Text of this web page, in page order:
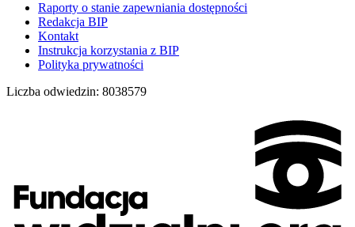
Raporty o stanie zapewniania dostępności
Redakcja BIP
Kontakt
Instrukcja korzystania z BIP
Polityka prywatności
Liczba odwiedzin: 8038579